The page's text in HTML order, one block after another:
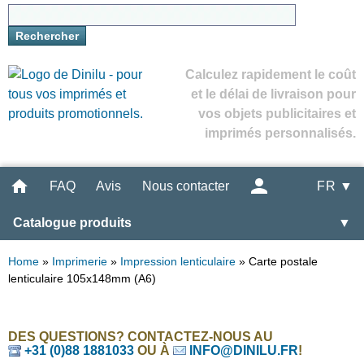
Calculez rapidement le coût
et le délai de livraison pour
vos objets publicitaires et
imprimés personnalisés.
FAQ Avis Nous contacter FR ▼
Catalogue produits ▼
Home » Imprimerie » Impression lenticulaire » Carte postale
lenticulaire 105x148mm (A6)
DES QUESTIONS? CONTACTEZ-NOUS AU
+31 (0)88 1881033 OU À INFO@DINILU.FR!